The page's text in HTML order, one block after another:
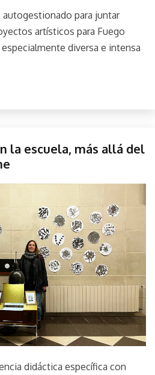
para juntar
artísticos para Fuego
diversa e intensa
la escuela, más allá del
didáctica específica con